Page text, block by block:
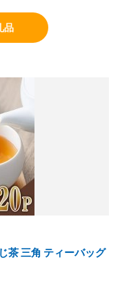
品
茶 三角 ティーバッグ